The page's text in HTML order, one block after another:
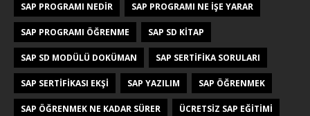
SAP PROGRAMI NEDIR SAP PROGRAMI NE IŞE YARAR
SAP PROGRAMI ÖĞRENME SAP SD KITAP
SAP SD MODÜLÜ DOKÜMAN SAP SERTIFIKA SORULARI
SAP SERTIFIKASI EKŞI SAP YAZILIM SAP ÖĞRENMEK
SAP ÖĞRENMEK NE KADAR SÜRER ÜCRETSIZ SAP EĞITIMI